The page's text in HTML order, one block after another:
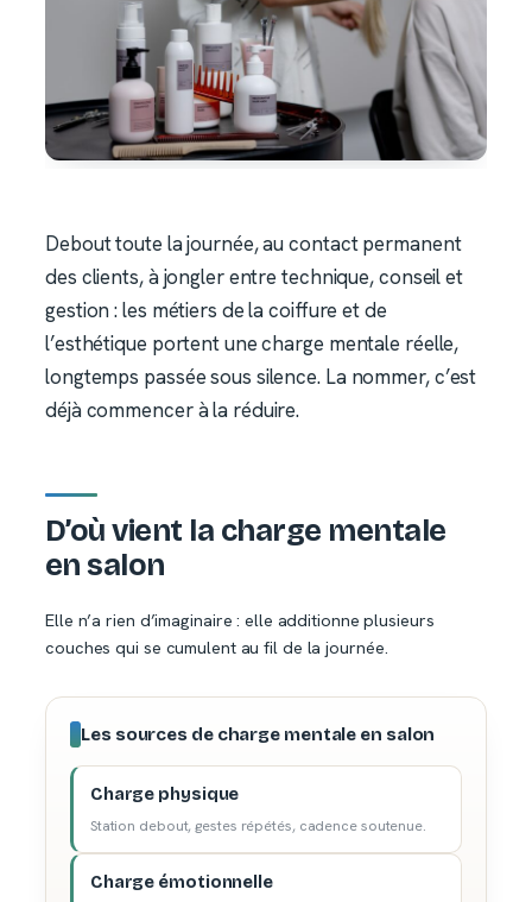
Debout toute la journée, au contact permanent
des clients, à jongler entre technique, conseil et
gestion : les métiers de la coiffure et de
l’esthétique portent une charge mentale réelle,
longtemps passée sous silence. La nommer, c’est
déjà commencer à la réduire.
D’où vient la charge mentale
en salon
Elle n’a rien d’imaginaire : elle additionne plusieurs
couches qui se cumulent au fil de la journée.
Les sources de charge mentale en salon
Charge physique
Station debout, gestes répétés, cadence soutenue.
Charge émotionnelle